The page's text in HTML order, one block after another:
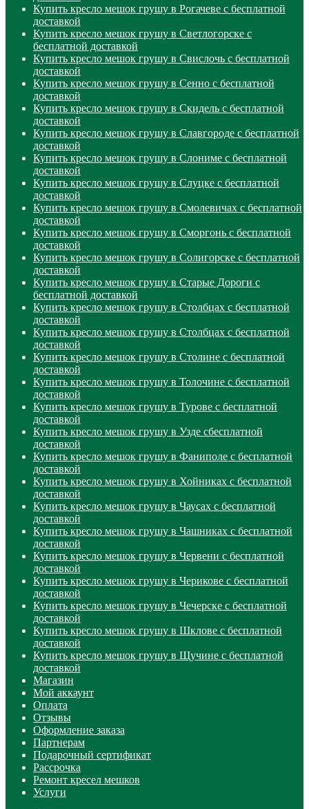
Купить кресло мешок грушу в Рогачеве с бесплатной
доставкой
Купить кресло мешок грушу в Светлогорске с
бесплатной доставкой
Купить кресло мешок грушу в Свислочь с бесплатной
доставкой
Купить кресло мешок грушу в Сенно с бесплатной
доставкой
Купить кресло мешок грушу в Скидель с бесплатной
доставкой
Купить кресло мешок грушу в Славгороде с бесплатной
доставкой
Купить кресло мешок грушу в Слониме с бесплатной
доставкой
Купить кресло мешок грушу в Слуцке с бесплатной
доставкой
Купить кресло мешок грушу в Смолевичах с бесплатной
доставкой
Купить кресло мешок грушу в Сморгонь с бесплатной
доставкой
Купить кресло мешок грушу в Солигорске с бесплатной
доставкой
Купить кресло мешок грушу в Старые Дороги с
бесплатной доставкой
Купить кресло мешок грушу в Столбцах с бесплатной
доставкой
Купить кресло мешок грушу в Столбцах с бесплатной
доставкой
Купить кресло мешок грушу в Столине с бесплатной
доставкой
Купить кресло мешок грушу в Толочине с бесплатной
доставкой
Купить кресло мешок грушу в Турове с бесплатной
доставкой
Купить кресло мешок грушу в Узде сбесплатной
доставкой
Купить кресло мешок грушу в Фаниполе с бесплатной
доставкой
Купить кресло мешок грушу в Хойниках с бесплатной
доставкой
Купить кресло мешок грушу в Чаусах с бесплатной
доставкой
Купить кресло мешок грушу в Чашниках с бесплатной
доставкой
Купить кресло мешок грушу в Червени с бесплатной
доставкой
Купить кресло мешок грушу в Черикове с бесплатной
доставкой
Купить кресло мешок грушу в Чечерске с бесплатной
доставкой
Купить кресло мешок грушу в Шклове с бесплатной
доставкой
Купить кресло мешок грушу в Щучине с бесплатной
доставкой
Магазин
Мой аккаунт
Оплата
Отзывы
Оформление заказа
Партнерам
Подарочный сертификат
Рассрочка
Ремонт кресел мешков
Услуги